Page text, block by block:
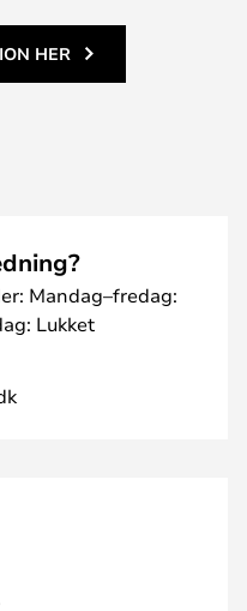
HER
Mandag–fredag:
Lukket